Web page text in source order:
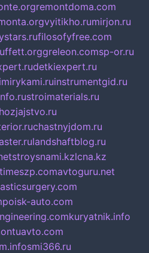
remontdoma.com
vyitikho.rumirjon.ru
filosofyfree.com
greleon.comsp-or.ru
detkiexpert.ru
instrumentgid.ru
stroimaterials.ru
chastnyjdom.ru
landshaftblog.ru
stroysnami.kzlcna.kz
timeszp.comavtoguru.net
poisk-auto.com
kuryatnik.info
smi366.ru